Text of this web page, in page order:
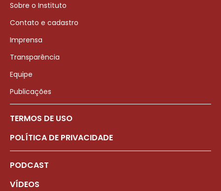
Sobre o Instituto
Contato e cadastro
Imprensa
Transparência
Equipe
Publicações
TERMOS DE USO
POLÍTICA DE PRIVACIDADE
PODCAST
VÍDEOS